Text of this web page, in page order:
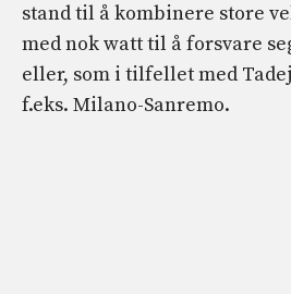
stand til å kombinere store
med nok watt til å forsvare
eller, som i tilfellet med
f.eks. Milano-Sanremo.